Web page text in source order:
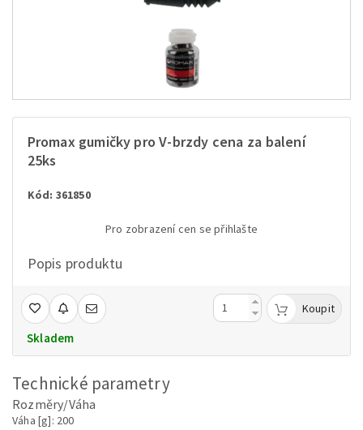
Promax gumičky pro V-brzdy cena za balení
25ks
Kód: 361850
Pro zobrazení cen se přihlašte
Popis produktu
Skladem
Koupit
Technické parametry
Rozměry/Váha
Váha [g]: 200